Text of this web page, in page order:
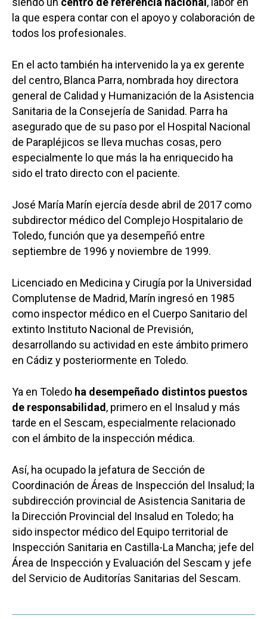
la que espera contar con el apoyo y colaboración de
todos los profesionales.
En el acto también ha intervenido la ya ex gerente
del centro, Blanca Parra, nombrada hoy directora
general de Calidad y Humanización de la Asistencia
Sanitaria de la Consejería de Sanidad. Parra ha
asegurado que de su paso por el Hospital Nacional
de Parapléjicos se lleva muchas cosas, pero
especialmente lo que más la ha enriquecido ha
sido el trato directo con el paciente.
José María Marín ejercía desde abril de 2017 como
subdirector médico del Complejo Hospitalario de
Toledo, función que ya desempeñó entre
septiembre de 1996 y noviembre de 1999.
Licenciado en Medicina y Cirugía por la Universidad
Complutense de Madrid, Marín ingresó en 1985
como inspector médico en el Cuerpo Sanitario del
extinto Instituto Nacional de Previsión,
desarrollando su actividad en este ámbito primero
en Cádiz y posteriormente en Toledo.
Ya en Toledo ha desempeñado distintos puestos
de responsabilidad , primero en el Insalud y más
tarde en el Sescam, especialmente relacionado
con el ámbito de la inspección médica.
Así, ha ocupado la jefatura de Sección de
Coordinación de Áreas de Inspección del Insalud; la
subdirección provincial de Asistencia Sanitaria de
la Dirección Provincial del Insalud en Toledo; ha
sido inspector médico del Equipo territorial de
Inspección Sanitaria en Castilla-La Mancha; jefe del
Área de Inspección y Evaluación del Sescam y jefe
del Servicio de Auditorías Sanitarias del Sescam.
Castilla-La
Toledo
Ciudad Real
Albacete
Sanidad
Economía